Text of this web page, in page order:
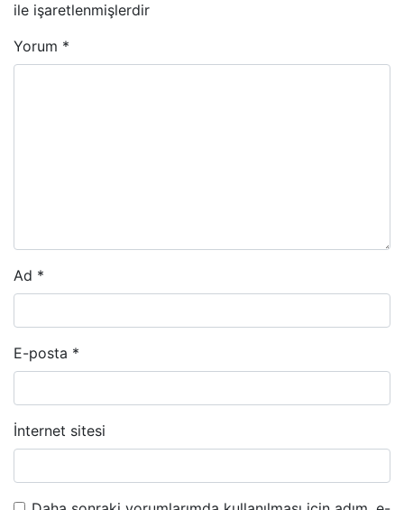
ile işaretlenmişlerdir
Yorum *
Ad *
E-posta *
İnternet sitesi